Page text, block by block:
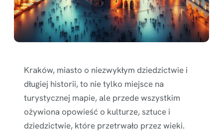
Kraków, miasto o niezwykłym dziedzictwie i
długiej historii, to nie tylko miejsce na
turystycznej mapie, ale przede wszystkim
ożywiona opowieść o kulturze, sztuce i
dziedzictwie, które przetrwało przez wieki.